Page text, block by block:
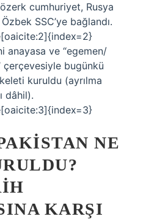
cumhuriyet, Rusya
SSC’ye bağlandı.
anayasa ve “egemen/
bugünkü
kuruldu (ayrılma
dâhil).
NE
KARŞI